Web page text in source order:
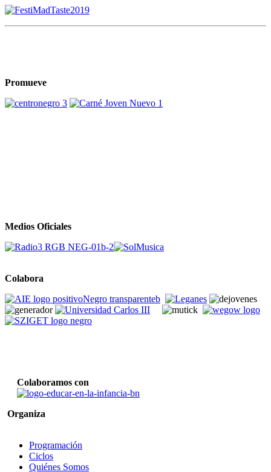
Promueve
Medios Oficiales
Colabora
Colaboramos con
Organiza
Programación
Ciclos
Quiénes Somos